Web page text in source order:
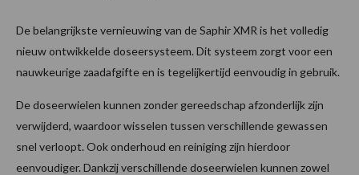
De belangrijkste vernieuwing van de Saphir XMR is het volledig
nieuw ontwikkelde doseersysteem. Dit systeem zorgt voor een
nauwkeurige zaadafgifte en is tegelijkertijd eenvoudig in gebruik.
De doseerwielen kunnen zonder gereedschap afzonderlijk zijn
verwijderd, waardoor wisselen tussen verschillende gewassen
snel verloopt. Ook onderhoud en reiniging zijn hierdoor
eenvoudiger. Dankzij verschillende doseerwielen kunnen zowel